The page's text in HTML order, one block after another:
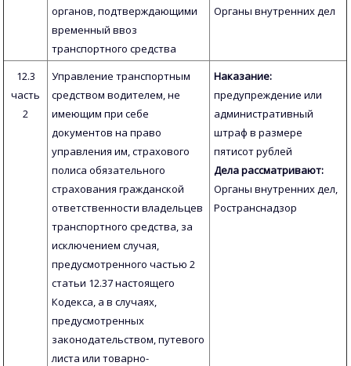
органов, подтверждающими
временный ввоз
транспортного средства
Органы внутренних дел
12.3
часть
2
Управление транспортным
средством водителем, не
имеющим при себе
документов на право
управления им, страхового
полиса обязательного
страхования гражданской
ответственности владельцев
транспортного средства, за
исключением случая,
предусмотренного частью 2
статьи 12.37 настоящего
Кодекса, а в случаях,
предусмотренных
законодательством, путевого
листа или товарно-
Наказание:
предупреждение или
административный
штраф в размере
пятисот рублей
Дела рассматривают:
Органы внутренних дел,
Ространснадзор